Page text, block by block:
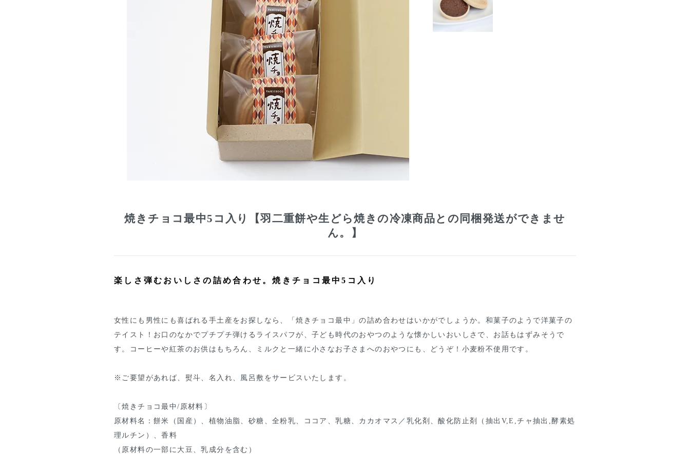
焼きチョコ最中5コ入り【羽二重餅や生どら焼きの冷凍商品との同梱発送ができませ
ん。】
楽しさ弾むおいしさの詰め合わせ。焼きチョコ最中5コ入り
女性にも男性にも喜ばれる手土産をお探しなら、「焼きチョコ最中」の詰め合わせはいかがでしょうか。和菓子のようで洋菓子の
テイスト！お口のなかでプチプチ弾けるライスパフが、子ども時代のおやつのような懐かしいおいしさで、お話もはずみそうで
す。コーヒーや紅茶のお供はもちろん、ミルクと一緒に小さなお子さまへのおやつにも、どうぞ！小麦粉不使用です。
※ご要望があれば、熨斗、名入れ、風呂敷をサービスいたします。
〔焼きチョコ最中/原材料〕
原材料名：餅米（国産）、植物油脂、砂糖、全粉乳、ココア、乳糖、カカオマス／乳化剤、酸化防止剤（抽出V,E,チャ抽出,酵素処
理ルチン）、香料
（原材料の一部に大豆、乳成分を含む）